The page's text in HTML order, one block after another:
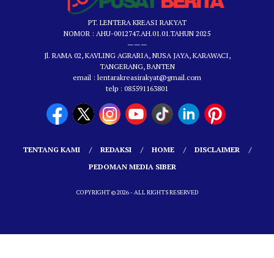
PT. LENTERA KREASI RAKYAT
NOMOR : AHU-0012747.AH.01.01.TAHUN 2025
———
Jl. RAMA 02, KAVLING AGRARIA, NUSA JAYA, KARAWACI,
TANGERANG, BANTEN
email : lentarakreasirakyat@gmail.com
telp : 085591163801
TENTANG KAMI REDAKSI HOME
DISCLAIMER
PEDOMAN MEDIA SIBER
COPYRIGHT © 2026 - ALL RIGHTS RESERVED